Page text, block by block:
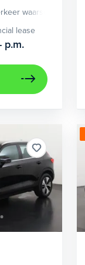
waarschuwing
lease
p.m.